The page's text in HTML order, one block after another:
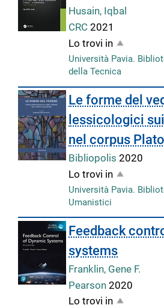
Husain, Iqbal
CRC2021
Lo trovi in
Università Pavia.
della Tecnica
Le forme del
lessicologici
nel corpus
Bibliopolis2020
Lo trovi in
Università Pavia.
Umanistici
Feedback
systems
Franklin, Gene F.
Pearson2020
Lo trovi in